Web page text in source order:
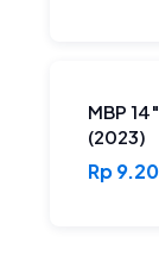
MBP
(2023)
Rp